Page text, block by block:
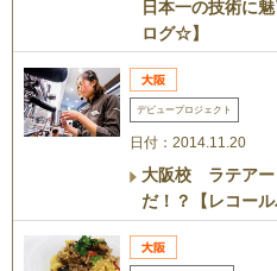
日本一の技術に
ログ☆】
デビュープロジェクト
日付：2014.11.20
大阪校 ラテアー
だ！？【レコー